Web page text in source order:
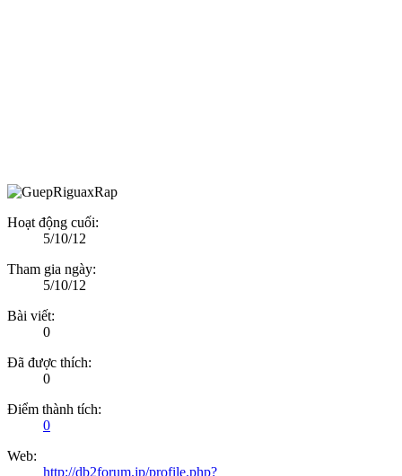
Hoạt động cuối:
5/10/12
Tham gia ngày:
5/10/12
Bài viết:
0
Đã được thích:
0
Điểm thành tích:
0
Web:
http://db2forum.jp/profile.php?